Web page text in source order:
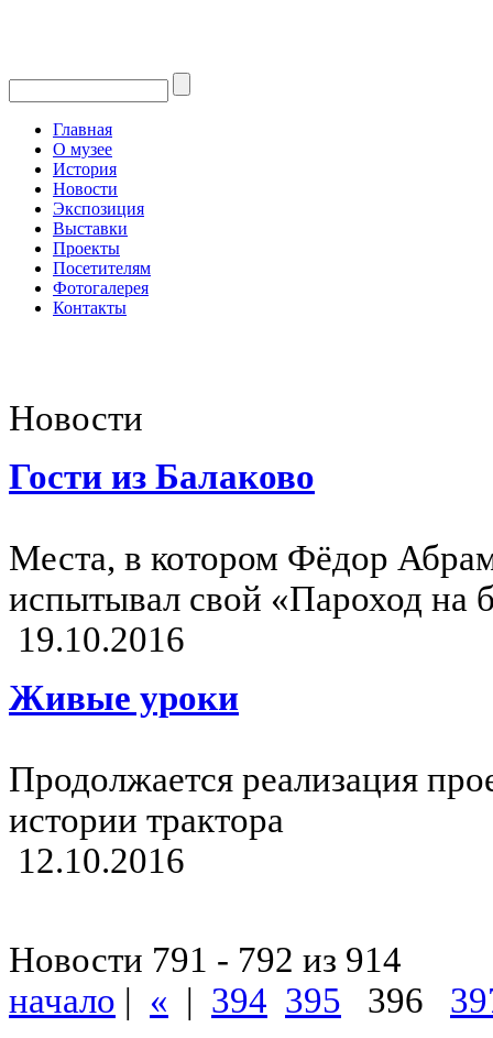
Главная
О музее
История
Новости
Экспозиция
Выставки
Проекты
Посетителям
Фотогалерея
Контакты
Новости
Гости из Балаково
Места, в котором Фёдор
испытывал свой «Пароход на
19.10.2016
Живые уроки
Продолжается реализация
истории трактора
12.10.2016
Новости 791 - 792 из 914
начало | « | 394 395 396